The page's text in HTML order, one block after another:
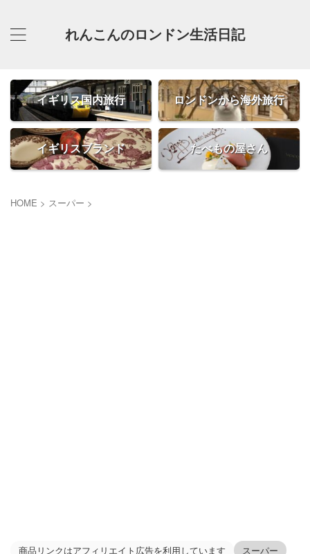
れんこんのロンドン生活日記
イギリス国内旅行 ロンドンから海外旅行
イギリスブランド たべもの屋さん
HOME > スーパー >
商品リンクはアフィリエイト広告を利用しています スーパー